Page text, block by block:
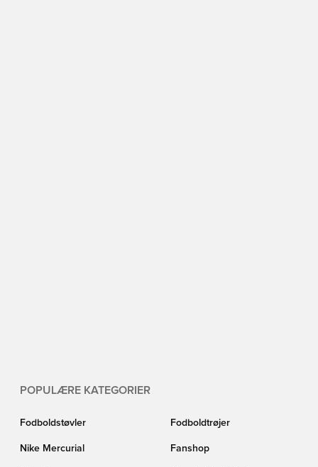
POPULÆRE KATEGORIER
Fodboldstøvler Fodboldtrøjer
Nike Mercurial Fanshop